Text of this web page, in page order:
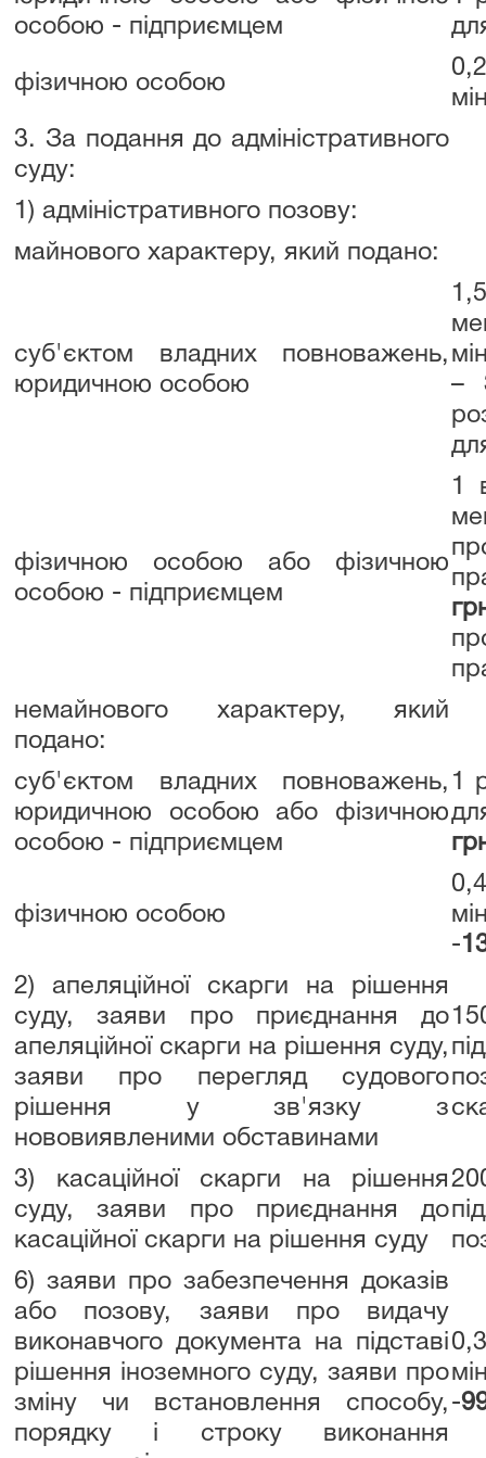
особою - підприємцем
фізичною особою
3. За подання до адміністративного
суду:
1) адміністративного позову:
майнового характеру, який подано:
суб'єктом владних повноважень,
юридичною особою
–
фізичною особою або фізичною
особою - підприємцем
1
немайнового характеру, який
подано:
суб'єктом владних повноважень,
юридичною особою або фізичною
особою - підприємцем
1
фізичною особою
-
2) апеляційної скарги на рішення
суду, заяви про приєднання до
апеляційної скарги на рішення суду,
заяви про перегляд судового
рішення у зв'язку з
нововиявленими обставинами
3) касаційної скарги на рішення
суду, заяви про приєднання до
касаційної скарги на рішення суду
6) заяви про забезпечення доказів
або позову, заяви про видачу
виконавчого документа на підставі
рішення іноземного суду, заяви про
зміну чи встановлення способу,
порядку і строку виконання
-